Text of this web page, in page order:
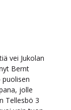
vei Jukolan
Bernt
jolle
Tellesbö 3